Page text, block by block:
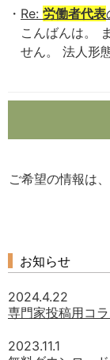
Re: 労働者代表
こんばんは。
せん。 法人形
ご希望の情報は
お知らせ
2024.4.22
専門家投稿用コ
2023.11.1